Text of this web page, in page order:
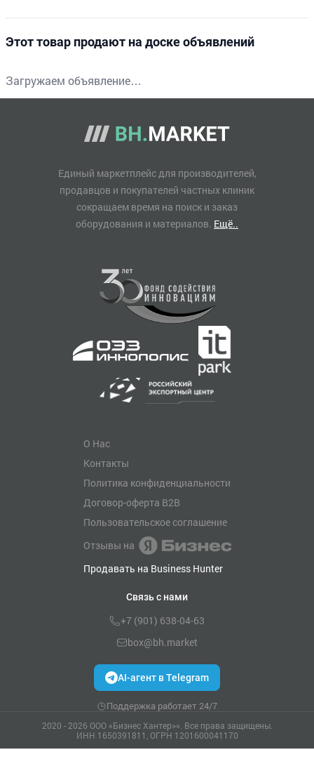
Этот товар продают на доске объявлений
Загружаем объявление…
Единый маркетплейс для производителей,
продавцов и покупателей частных клиник
сокращаем время на поиск и заказ
оборудования и материалов. Ещё..
О Нас
Контакты
Политика конфиденциальности
Договор-оферта B2B
Пользовательское соглашение
Отзывы на
Продавать на Business Hunter
Связь с нами
+7 (901) 638-04-63
box@bh.market
AI-агент в Telegram
Поддержка работает 24/7
2020 - 2026 ООО «Бизнес Хантер>». Все права защищены.
ИНН 1650391811, ОГРН 1201600041170